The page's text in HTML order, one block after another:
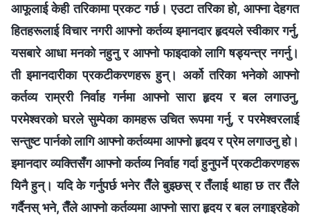
आफूलाई केही तरिकामा प्रकट गर्छ। एउटा तरिका हो, आफ्ना देहगत
हितहरूलाई विचार नगरी आफ्नो कर्तव्य इमानदार हृदयले स्वीकार गर्नु,
यसबारे आधा मनको नहुनु र आफ्नो फाइदाको लागि षड्यन्त्र नगर्नु।
ती इमानदारीका प्रकटीकरणहरू हुन्। अर्को तरिका भनेको आफ्‍नो
कर्तव्य राम्ररी निर्वाह गर्नमा आफ्‍नो सारा हृदय र बल लगाउनु,
परमेश्‍वरको घरले सुम्पेका कामहरू उचित रूपमा गर्नु, र परमेश्‍वरलाई
सन्तुष्ट पार्नको लागि आफ्‍नो कर्तव्यमा आफ्‍नो हृदय र प्रेम लगाउनु हो।
इमानदार व्यक्तिसँग आफ्नो कर्तव्य निर्वाह गर्दा हुनुपर्ने प्रकटीकरणहरू
यिनै हुन्। यदि के गर्नुपर्छ भनेर तैँले बुझ्छस् र तँलाई थाहा छ तर तैँले
गर्दैनस् भने, तैँले आफ्नो कर्तव्यमा आफ्नो सारा हृदय र बल लगाइरहेको